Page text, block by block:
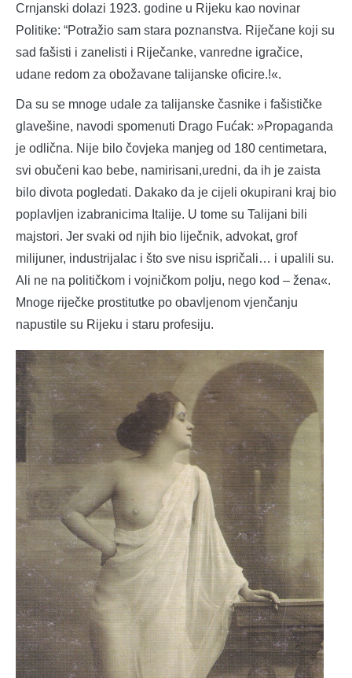
Crnjanski dolazi 1923. godine u Rijeku kao novinar
Politike: “Potražio sam stara poznanstva. Riječane koji su
sad fašisti i zanelisti i Riječanke, vanredne igračice,
udane redom za obožavane talijanske oficire.!«.
Da su se mnoge udale za talijanske časnike i fašističke
glavešine, navodi spomenuti Drago Fućak: »Propaganda
je odlična. Nije bilo čovjeka manjeg od 180 centimetara,
svi obučeni kao bebe, namirisani,uredni, da ih je zaista
bilo divota pogledati. Dakako da je cijeli okupirani kraj bio
poplavljen izabranicima Italije. U tome su Talijani bili
majstori. Jer svaki od njih bio liječnik, advokat, grof
milijuner, industrijalac i što sve nisu ispričali… i upalili su.
Ali ne na političkom i vojničkom polju, nego kod – žena«.
Mnoge riječke prostitutke po obavljenom vjenčanju
napustile su Rijeku i staru profesiju.